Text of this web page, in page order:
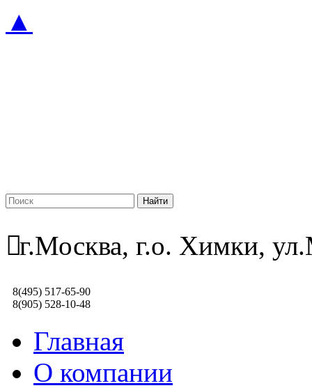
▲
г.Москва, г.о. Химки,
8(495) 517-65-90
8(905) 528-10-48
Главная
О компании